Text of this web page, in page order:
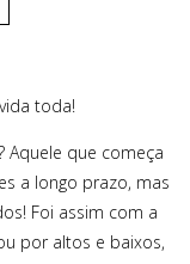
toda!
Aquele que começa
a longo prazo, mas
Foi assim com a
por altos e baixos,